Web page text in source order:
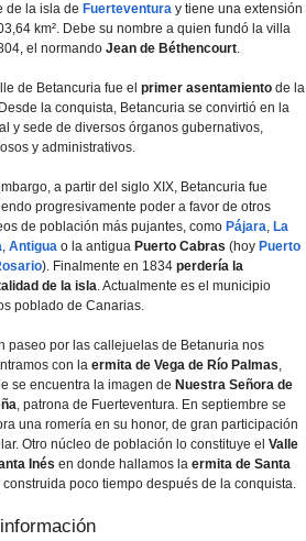
de la isla de Fuerteventura y tiene una extensión
km². Debe su nombre a quien fundó la villa
el normando Jean de Béthencourt.
de Betancuria fue el primer asentamiento de la
la conquista, Betancuria se convirtió en la
y sede de diversos órganos gubernativos,
y administrativos.
a partir del siglo XIX, Betancuria fue
progresivamente poder a favor de otros
de población más pujantes, como Pájara, La
, Antigua o la antigua Puerto Cabras (hoy Puerto
). Finalmente en 1834 perderí­a la
de la isla. Actualmente es el municipio
poblado de Canarias.
paseo por las callejuelas de Betanuria nos
con la ermita de Vega de Rí­o Palmas,
se encuentra la imagen de Nuestra Señora de
, patrona de Fuerteventura. En septiembre se
una romerí­a en su honor, de gran participación
Otro núcleo de población lo constituye el Valle
Inés en donde hallamos la ermita de Santa
construida poco tiempo después de la conquista.